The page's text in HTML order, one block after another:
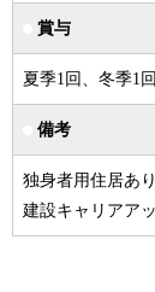
賞与
夏季1回、冬季1
備考
独身者用住居あり
建設キャリアア